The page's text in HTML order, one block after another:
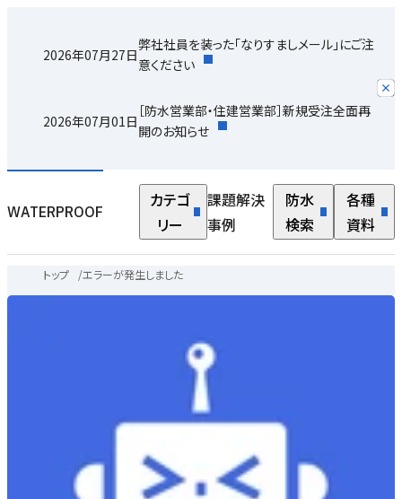
2026年07月27日
弊社社員を装った「なりすましメール」にご注
意ください
2026年07月01日
［防水営業部・住建営業部］新規受注全面再
開のお知らせ
WATERPROOF
カテゴ
リー
課題解決
事例
防水
検索
各種
資料
トップ /エラーが発生しました